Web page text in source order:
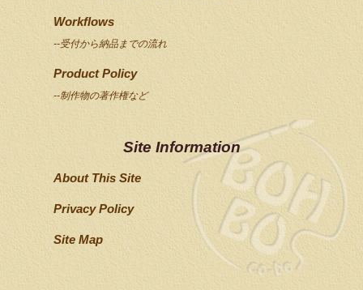
Workflows
--受付から納品までの流れ
Product Policy
--制作物の著作権など
Site Information
About This Site
Privacy Policy
Site Map